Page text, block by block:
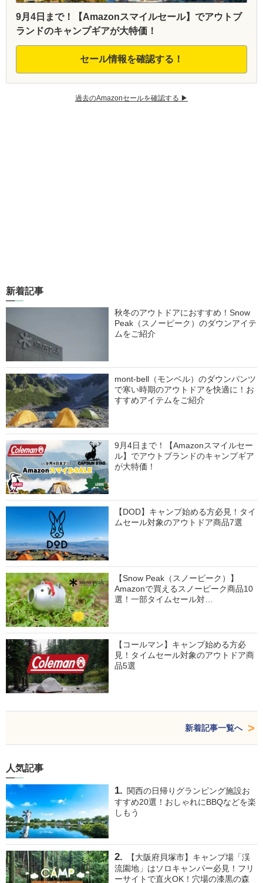
9月4日まで！【Amazonスマイルセール】でアウトブ
ランドのキャンプギアが大特価！
セール情報を確認する！
過去のAmazonセールを確認する ▶︎
新着記事
秋冬のアウトドアにおすすめ！Snow
Peak（スノーピーク）のダウンアイテ
ムをご紹介
mont-bell（モンベル）のダウンパンツ
で寒い時期のアウトドアを快適に！お
すすめアイテムをご紹介
9月4日まで！【Amazonスマイルセー
ル】でアウトブランドのキャンプギア
が大特価！
【DOD】キャンプ始める方必見！タイ
ムセール対象のアウトドア商品7選
【Snow Peak（スノーピーク）】
Amazonで買えるスノーピーク商品10
選！一部タイムセール対…
【コールマン】キャンプ始める方必
見！タイムセール対象のアウトドア商
品5選
新着記事一覧へ
人気記事
関西の日帰りグランピング施設お
すすめ20選！おしゃれにBBQなどを楽
しもう
【大阪府貝塚市】キャンプ場「渓
流園地」はソロキャンパー必見！フリ
ーサイトで直火OK！穴場の漆黒の森